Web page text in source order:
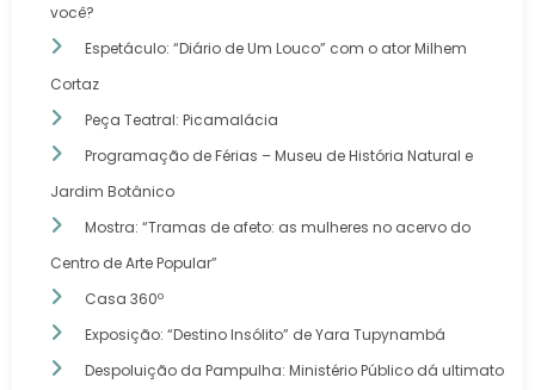
você?
Espetáculo: “Diário de Um Louco” com o ator Milhem
Cortaz
Peça Teatral: Picamalácia
Programação de Férias – Museu de História Natural e
Jardim Botânico
Mostra: “Tramas de afeto: as mulheres no acervo do
Centro de Arte Popular”
Casa 360º
Exposição: “Destino Insólito” de Yara Tupynambá
Despoluição da Pampulha: Ministério Público dá ultimato